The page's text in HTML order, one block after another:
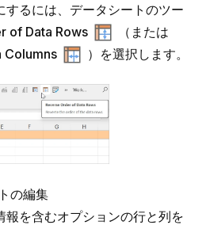
するには、データシートのツー
of Data Rows
（または
Columns
）を選択します。
の編集
報を含むオプションの行と列を